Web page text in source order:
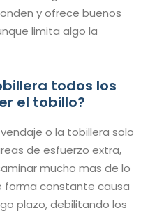
y ofrece buenos
limita algo la
todos los
el tobillo?
o la tobillera solo
de esfuerzo extra,
mucho mas de lo
forma constante causa
plazo, debilitando los